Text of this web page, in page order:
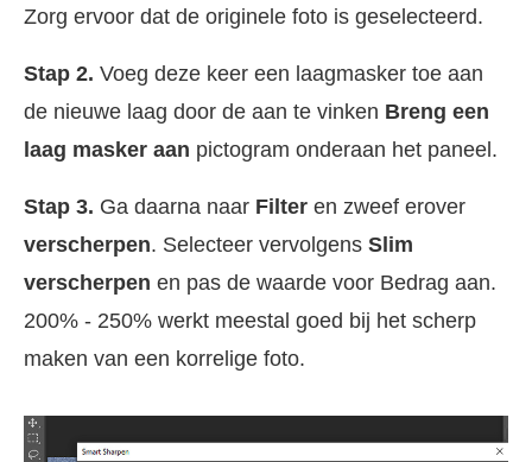
Zorg ervoor dat de originele foto is geselecteerd.
Stap 2. Voeg deze keer een laagmasker toe aan
de nieuwe laag door de aan te vinken Breng een
laag masker aan pictogram onderaan het paneel.
Stap 3. Ga daarna naar Filter en zweef erover
verscherpen. Selecteer vervolgens Slim
verscherpen en pas de waarde voor Bedrag aan.
200% - 250% werkt meestal goed bij het scherp
maken van een korrelige foto.